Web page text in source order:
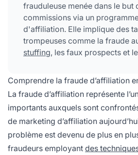
frauduleuse menée dans le but
commissions via un
d'affiliation. Elle implique des
trompeuses comme la fraude
stuffing, les faux prospects et
voler des commissions qui
réellement gagnées.
Comprendre la fraude d’affiliation
La fraude d’affiliation représente
importants auxquels sont
de marketing d’affiliation
problème est devenu de plus en
fraudeurs employant des